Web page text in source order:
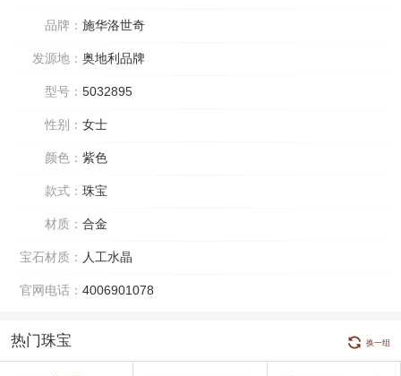
品牌： 施华洛世奇
发源地： 奥地利品牌
型号： 5032895
性别： 女士
颜色： 紫色
款式： 珠宝
材质： 合金
宝石材质： 人工水晶
官网电话： 4006901078
热门珠宝 换一组